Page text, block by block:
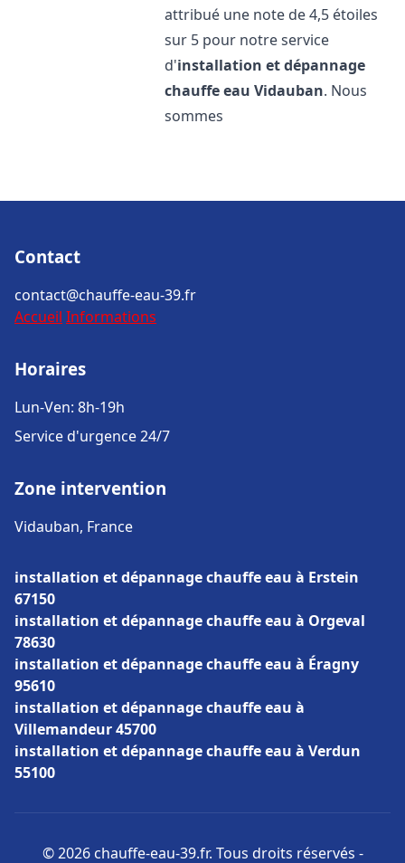
attribué une note de 4,5 étoiles
sur 5 pour notre service
d'installation et dépannage
chauffe eau Vidauban. Nous
sommes
Contact
contact@chauffe-eau-39.fr
Accueil Informations
Horaires
Lun-Ven: 8h-19h
Service d'urgence 24/7
Zone intervention
Vidauban, France
installation et dépannage chauffe eau à Erstein
67150
installation et dépannage chauffe eau à Orgeval
78630
installation et dépannage chauffe eau à Éragny
95610
installation et dépannage chauffe eau à
Villemandeur 45700
installation et dépannage chauffe eau à Verdun
55100
© 2026 chauffe-eau-39.fr. Tous droits réservés -